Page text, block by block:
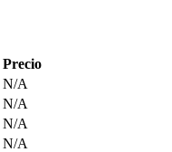
Precio
N/A
N/A
N/A
N/A